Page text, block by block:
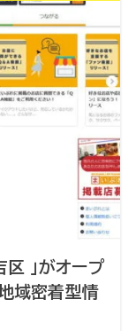
区 」がオープ
域密着型情